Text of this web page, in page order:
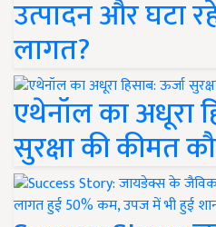
उत्पादन और घटा
लागत?
एथेनॉल का अधूरा
सुरक्षा की कीमत